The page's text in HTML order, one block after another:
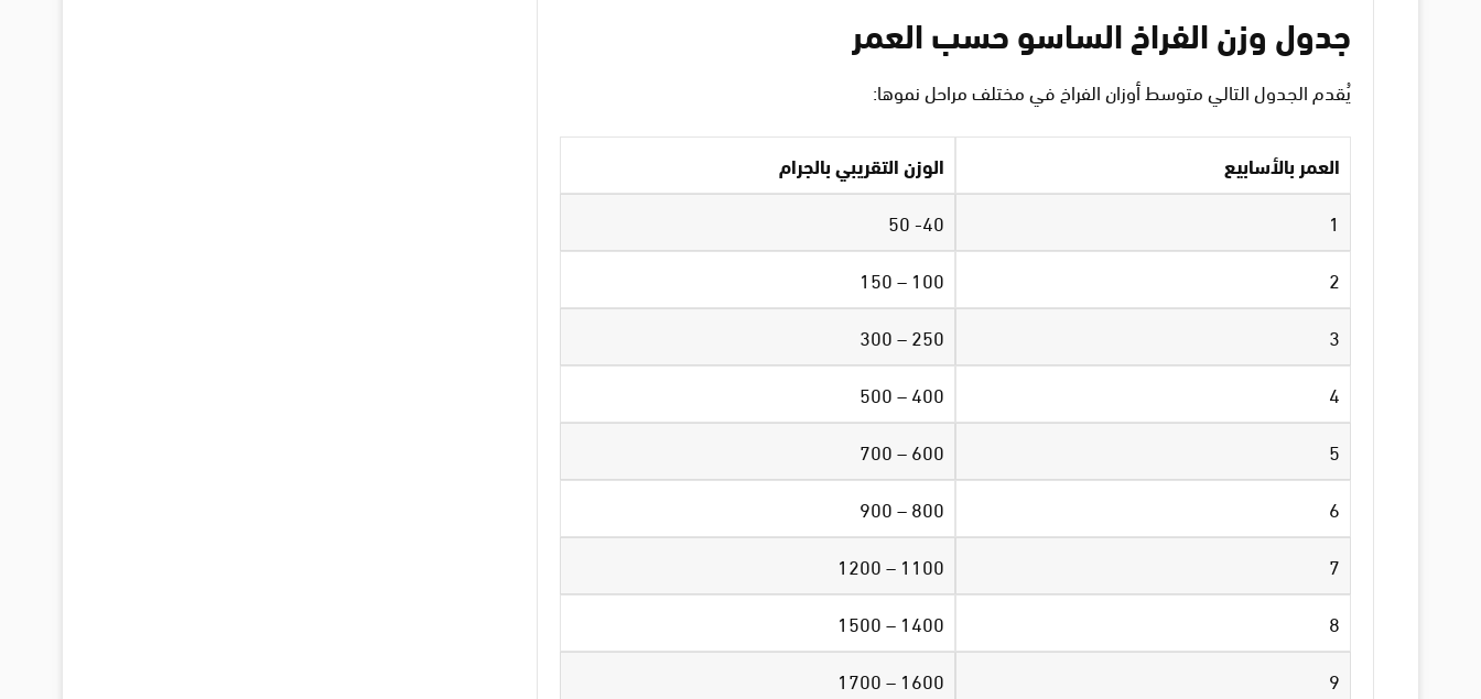
جدول وزن الفراخ الساسو حسب العمر
يُقدم الجدول التالي متوسط أوزان الفراخ في مختلف مراحل نموها:
العمر بالأسابيع الوزن التقريبي بالجرام
1
40- 50
2
100 – 150
3
250 – 300
4
400 – 500
5
600 – 700
6
800 – 900
7
1100 – 1200
8
1400 – 1500
9
1600 – 1700